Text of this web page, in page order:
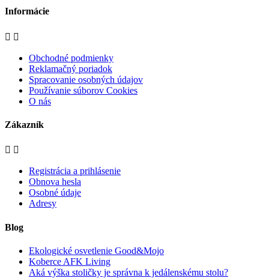
Informácie
 
Obchodné podmienky
Reklamačný poriadok
Spracovanie osobných údajov
Používanie súborov Cookies
O nás
Zákazník
 
Registrácia a prihlásenie
Obnova hesla
Osobné údaje
Adresy
Blog
Ekologické osvetlenie Good&Mojo
Koberce AFK Living
Aká výška stoličky je správna k jedálenskému stolu?